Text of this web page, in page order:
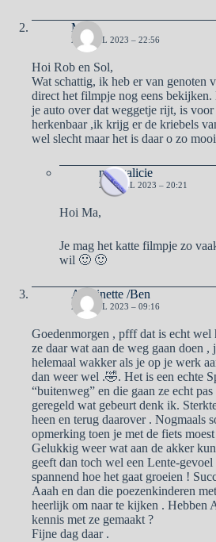
Ma
20 APRIL 2023 – 22:56
Hoi Rob en Sol,
Wat schattig, ik heb er van genoten
direct het filmpje nog eens
je auto over dat weggetje rijt, is voor
herkenbaar ,ik krijg er de kriebels
wel slecht maar het is daar o zo
naargalicie
21 APRIL 2023 – 20:21
Hoi Ma,
Je mag het katte filmpje zo
wil 🙂 🙂
Antoinette /Ben
21 APRIL 2023 – 09:16
Goedenmorgen , pfff dat is echt wel
ze daar wat aan de weg gaan doen ,
helemaal wakker als je op je werk
dan weer wel .🤣. Het is een echte
“buitenweg” en die gaan ze echt
geregeld wat gebeurt denk ik.
heen en terug daarover . Nogmaals
opmerking toen je met de fiets
Gelukkig weer wat aan de akker
geeft dan toch wel een Lente-
spannend hoe het gaat groeien !
Aaah en dan die poezenkinderen
heerlijk om naar te kijken . Hebben
kennis met ze gemaakt ?
Fijne dag daar .